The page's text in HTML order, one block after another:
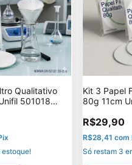
Qualitativo
501018
estoque!
Kit 3 Papel
80g 11cm
R$29,90
R$28,41 com
Só restam 3